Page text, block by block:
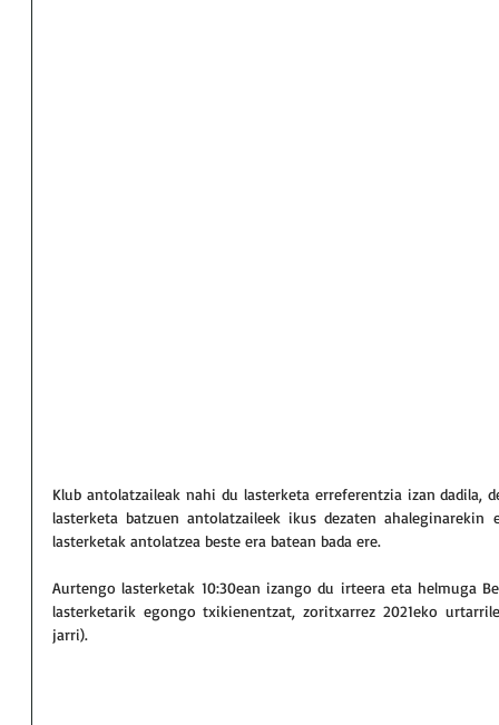
Klub antolatzaileak nahi du lasterketa erreferentzia izan dadila,
lasterketa batzuen antolatzaileek ikus dezaten
lasterketak antolatzea beste era batean bada ere.
Aurtengo lasterketak 10:30ean izango du irteera eta helmuga
lasterketarik egongo txikienentzat, zoritxarrez 2021eko
jarri).